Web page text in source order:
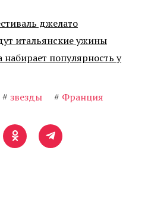
джелато
итальянские ужины
набирает популярность у
# звезды # Франция